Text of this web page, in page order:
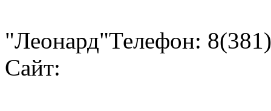
"Леонард"Телефон:
Сайт: